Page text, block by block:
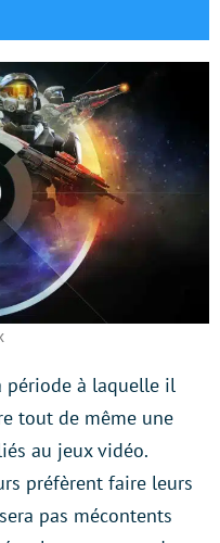
période à laquelle il
tout de même une
au jeux vidéo.
préfèrent faire leurs
pas mécontents